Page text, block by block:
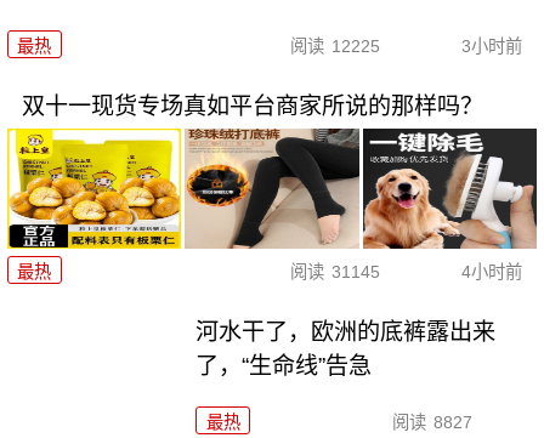
最热 阅读 12225 3小时前
双十一现货专场真如平台商家所说的那样吗？
最热 阅读 31145 4小时前
河水干了，欧洲的底裤露出来
了，“生命线”告急
最热 阅读 8827